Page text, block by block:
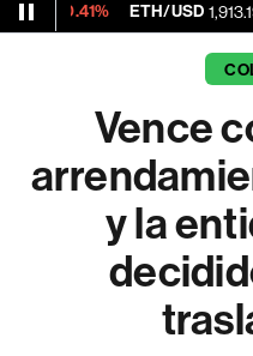
ETH/USD 1,913.193 -
Vence
y la